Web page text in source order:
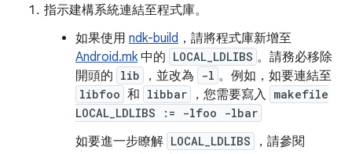
指示建構系統連結至程式庫。
如果使用 ndk-build ，請將程式庫新增至
Android.mk中的 LOCAL_LDLIBS 。請務必移除
開頭的 lib ，並改為 -l 。例如，如要連結至
libfoo 和 libbar ，您需要寫入 makefile
LOCAL_LDLIBS := -lfoo -lbar
如要進一步瞭解 LOCAL_LDLIBS
，請參閱